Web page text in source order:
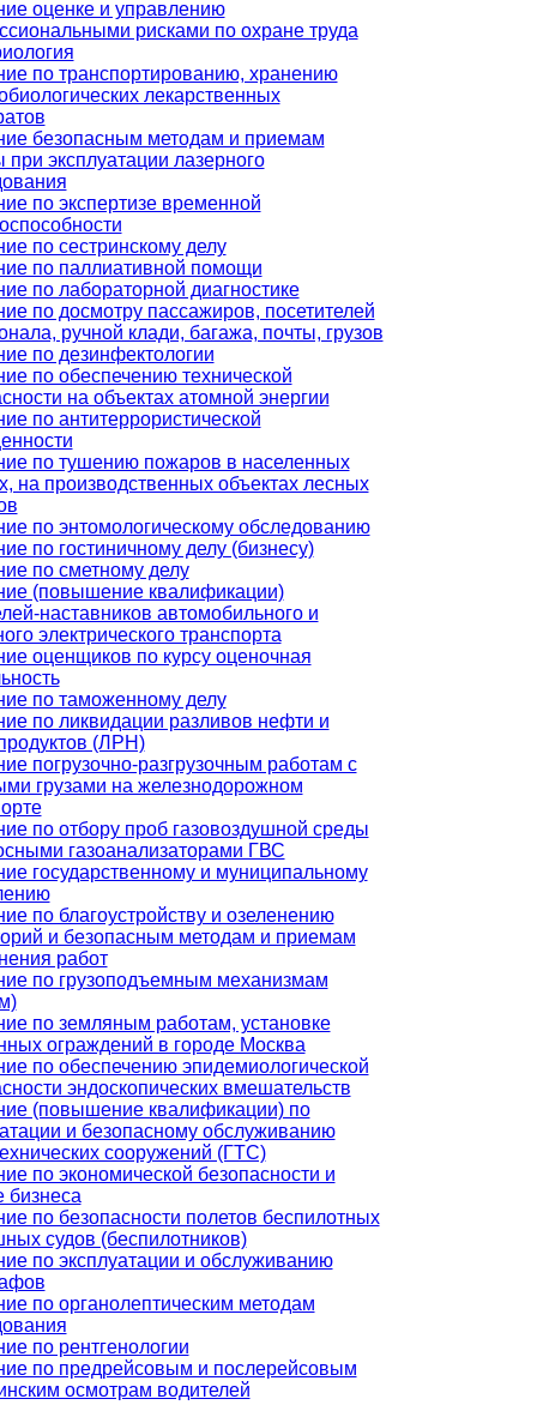
оценке и управлению
рисками по охране труда
по транспортированию, хранению
лекарственных
безопасным методам и приемам
при эксплуатации лазерного
по экспертизе временной
по сестринскому делу
по паллиативной помощи
по лабораторной диагностике
по досмотру пассажиров, посетителей
ручной клади, багажа, почты, грузов
по дезинфектологии
по обеспечению технической
на объектах атомной энергии
по антитеррористической
по тушению пожаров в населенных
на производственных объектах лесных
по энтомологическому обследованию
по гостиничному делу (бизнесу)
по сметному делу
(повышение квалификации)
наставников автомобильного и
электрического транспорта
оценщиков по курсу оценочная
по таможенному делу
по ликвидации разливов нефти и
(ЛРН)
погрузочно-разгрузочным работам с
грузами на железнодорожном
по отбору проб газовоздушной среды
газоанализаторами ГВС
государственному и муниципальному
по благоустройству и озеленению
и безопасным методам и приемам
работ
по грузоподъемным механизмам
по земляным работам, установке
ограждений в городе Москва
по обеспечению эпидемиологической
эндоскопических вмешательств
(повышение квалификации) по
и безопасному обслуживанию
сооружений (ГТС)
по экономической безопасности и
бизнеса
по безопасности полетов беспилотных
судов (беспилотников)
по эксплуатации и обслуживанию
по органолептическим методам
по рентгенологии
по предрейсовым и послерейсовым
осмотрам водителей